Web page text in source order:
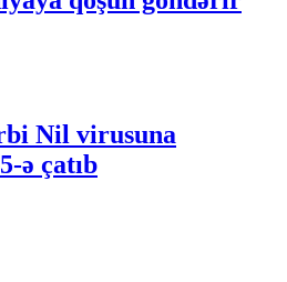
Nil virusuna
ə çatıb